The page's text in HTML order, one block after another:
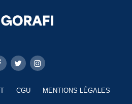
CGU MENTIONS LÉGALES